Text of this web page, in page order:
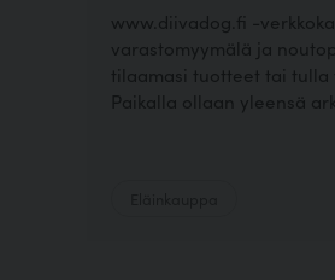
www.diivadog.fi -
varastomyymälä ja
tilaamasi tuotteet tai tulla
Paikalla ollaan yleensä